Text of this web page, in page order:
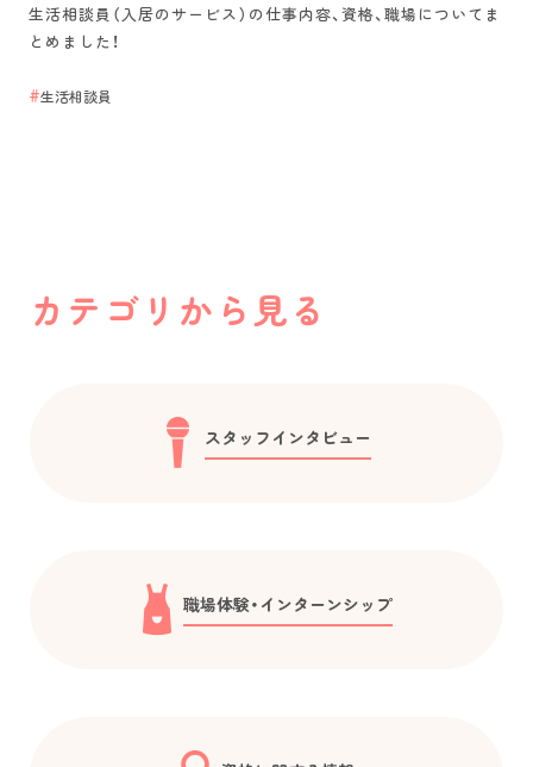
生活相談員（入居のサービス）の仕事内容、資格、職場についてま
とめました！
生活相談員
カテゴリから見る
スタッフインタビュー
職場体験・インターンシップ